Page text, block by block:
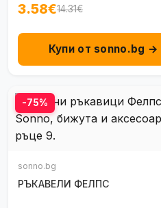
3.58€14.31€
Купи от sonno.bg →
-75%
sonno.bg
РЪКАВЕЛИ ФЕЛПС